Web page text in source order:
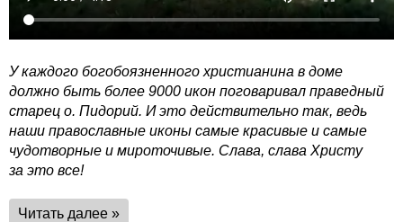
У каждого богобоязненного христианина в доме
должно быть более 9000 икон поговаривал праведный
старец о. Пидорий. И это действительно так, ведь
наши православные иконы самые красивые и самые
чудотворные и мироточивые. Слава, слава Христу
за это все!
Читать далее »